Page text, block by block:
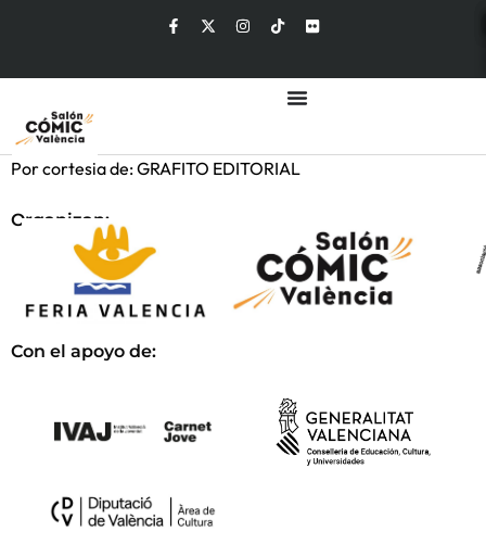
Por cortesia de: GRAFITO EDITORIAL
Organizan:
Con el apoyo de: